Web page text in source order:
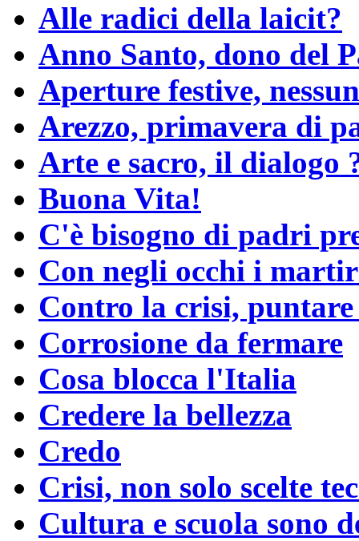
Alle radici della laicit?
Anno Santo, dono del
Aperture festive,
Arezzo, primavera di
Arte e sacro, il dialogo
Buona Vita!
C'è bisogno di padri
Con negli occhi i
Contro la crisi,
Corrosione da fermare
Cosa blocca l'Italia
Credere la bellezza
Credo
Crisi, non solo scelte
Cultura e scuola sono